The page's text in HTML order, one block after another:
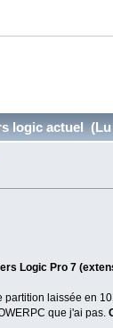
logic actuel (Lu
Logic Pro 7
laissée en
que j'ai pas.